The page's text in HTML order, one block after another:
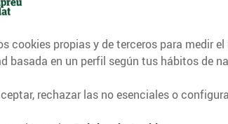
recetas, consejos
gastronomía de nuestro territorio y
CONSELLS I HÀBITS SALUDABLES
cookies propias y de terceros para medir
basada en un perfil según tus hábitos de
rechazar las no esenciales o